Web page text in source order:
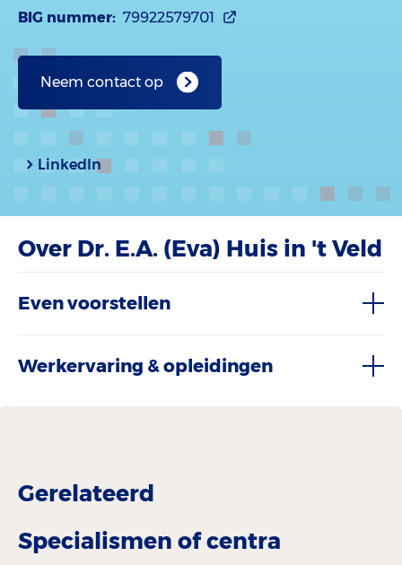
BIG nummer: 79922579701
Neem contact op
LinkedIn
Over Dr. E.A. (Eva) Huis in 't Veld
Even voorstellen
Werkervaring & opleidingen
Gerelateerd
Specialismen of centra